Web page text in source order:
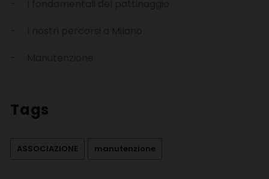
Tags
ASSOCIAZIONE manutenzione